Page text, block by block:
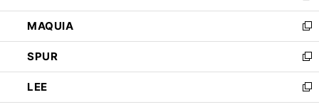
ン
ド
ウ
で
開
く
ウ
ィ
ン
ド
ウ
で
開
し
い
ウ
ィ
ン
ド
ウ
MAQUIA
新
し
い
ウ
ィ
ン
SPUR
新
し
い
ウ
LEE
新